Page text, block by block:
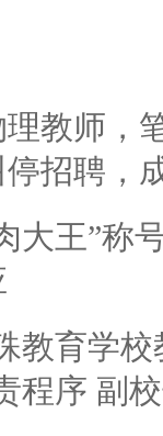
教师，
招聘，
大王”称
教育学
程序 副